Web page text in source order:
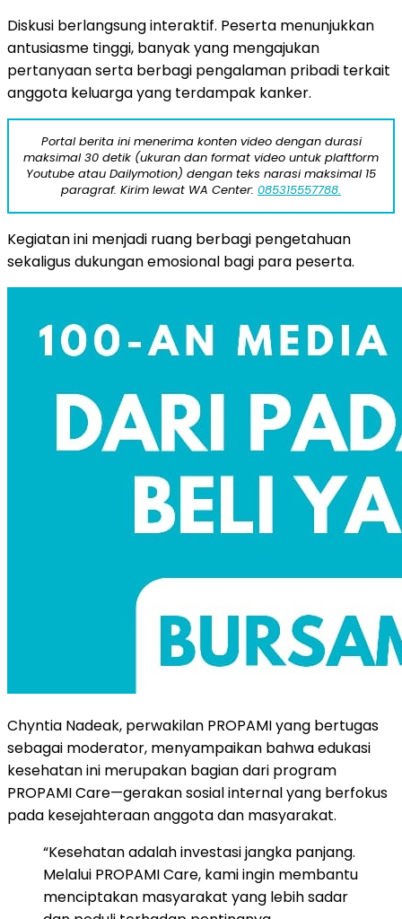
Diskusi berlangsung interaktif. Peserta menunjukkan
antusiasme tinggi, banyak yang mengajukan
pertanyaan serta berbagi pengalaman pribadi terkait
anggota keluarga yang terdampak kanker.
Portal berita ini menerima konten video dengan durasi
maksimal 30 detik (ukuran dan format video untuk plaftform
Youtube atau Dailymotion) dengan teks narasi maksimal 15
paragraf. Kirim lewat WA Center: 085315557788.
Kegiatan ini menjadi ruang berbagi pengetahuan
sekaligus dukungan emosional bagi para peserta.
Chyntia Nadeak, perwakilan PROPAMI yang bertugas
sebagai moderator, menyampaikan bahwa edukasi
kesehatan ini merupakan bagian dari program
PROPAMI Care—gerakan sosial internal yang berfokus
pada kesejahteraan anggota dan masyarakat.
“Kesehatan adalah investasi jangka panjang.
Melalui PROPAMI Care, kami ingin membantu
menciptakan masyarakat yang lebih sadar